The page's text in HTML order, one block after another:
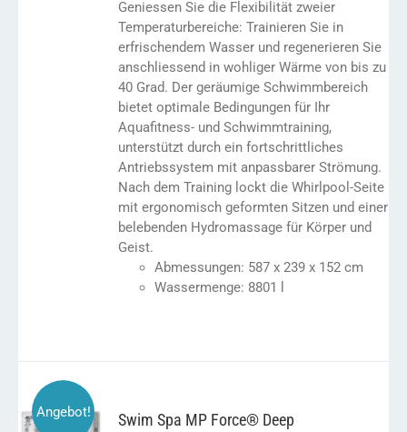
Geniessen Sie die Flexibilität zweier
Temperaturbereiche: Trainieren Sie in
erfrischendem Wasser und regenerieren Sie
anschliessend in wohliger Wärme von bis zu
40 Grad. Der geräumige Schwimmbereich
bietet optimale Bedingungen für Ihr
Aquafitness- und Schwimmtraining,
unterstützt durch ein fortschrittliches
Antriebssystem mit anpassbarer Strömung.
Nach dem Training lockt die Whirlpool-Seite
mit ergonomisch geformten Sitzen und einer
belebenden Hydromassage für Körper und
Geist.
Abmessungen: 587 x 239 x 152 cm
Wassermenge: 8801 l
Angebot!
IN DEN
WARENKORB
Swim Spa MP Force® Deep